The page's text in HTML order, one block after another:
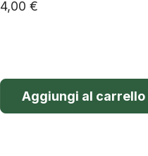
4,00 €
Aggiungi al carrello